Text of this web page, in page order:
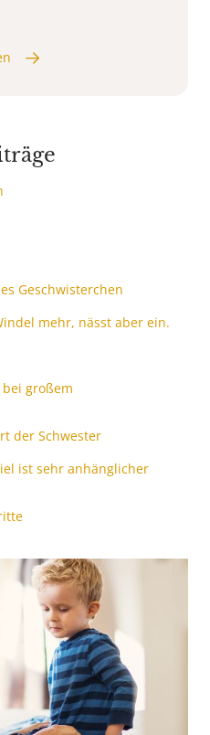
Geschwisterchen
mehr, nässt aber ein.
großem
der Schwester
ist sehr anhänglicher